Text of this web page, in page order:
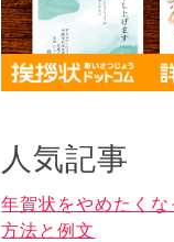
人気記事
年賀状をやめたく
方法と例文